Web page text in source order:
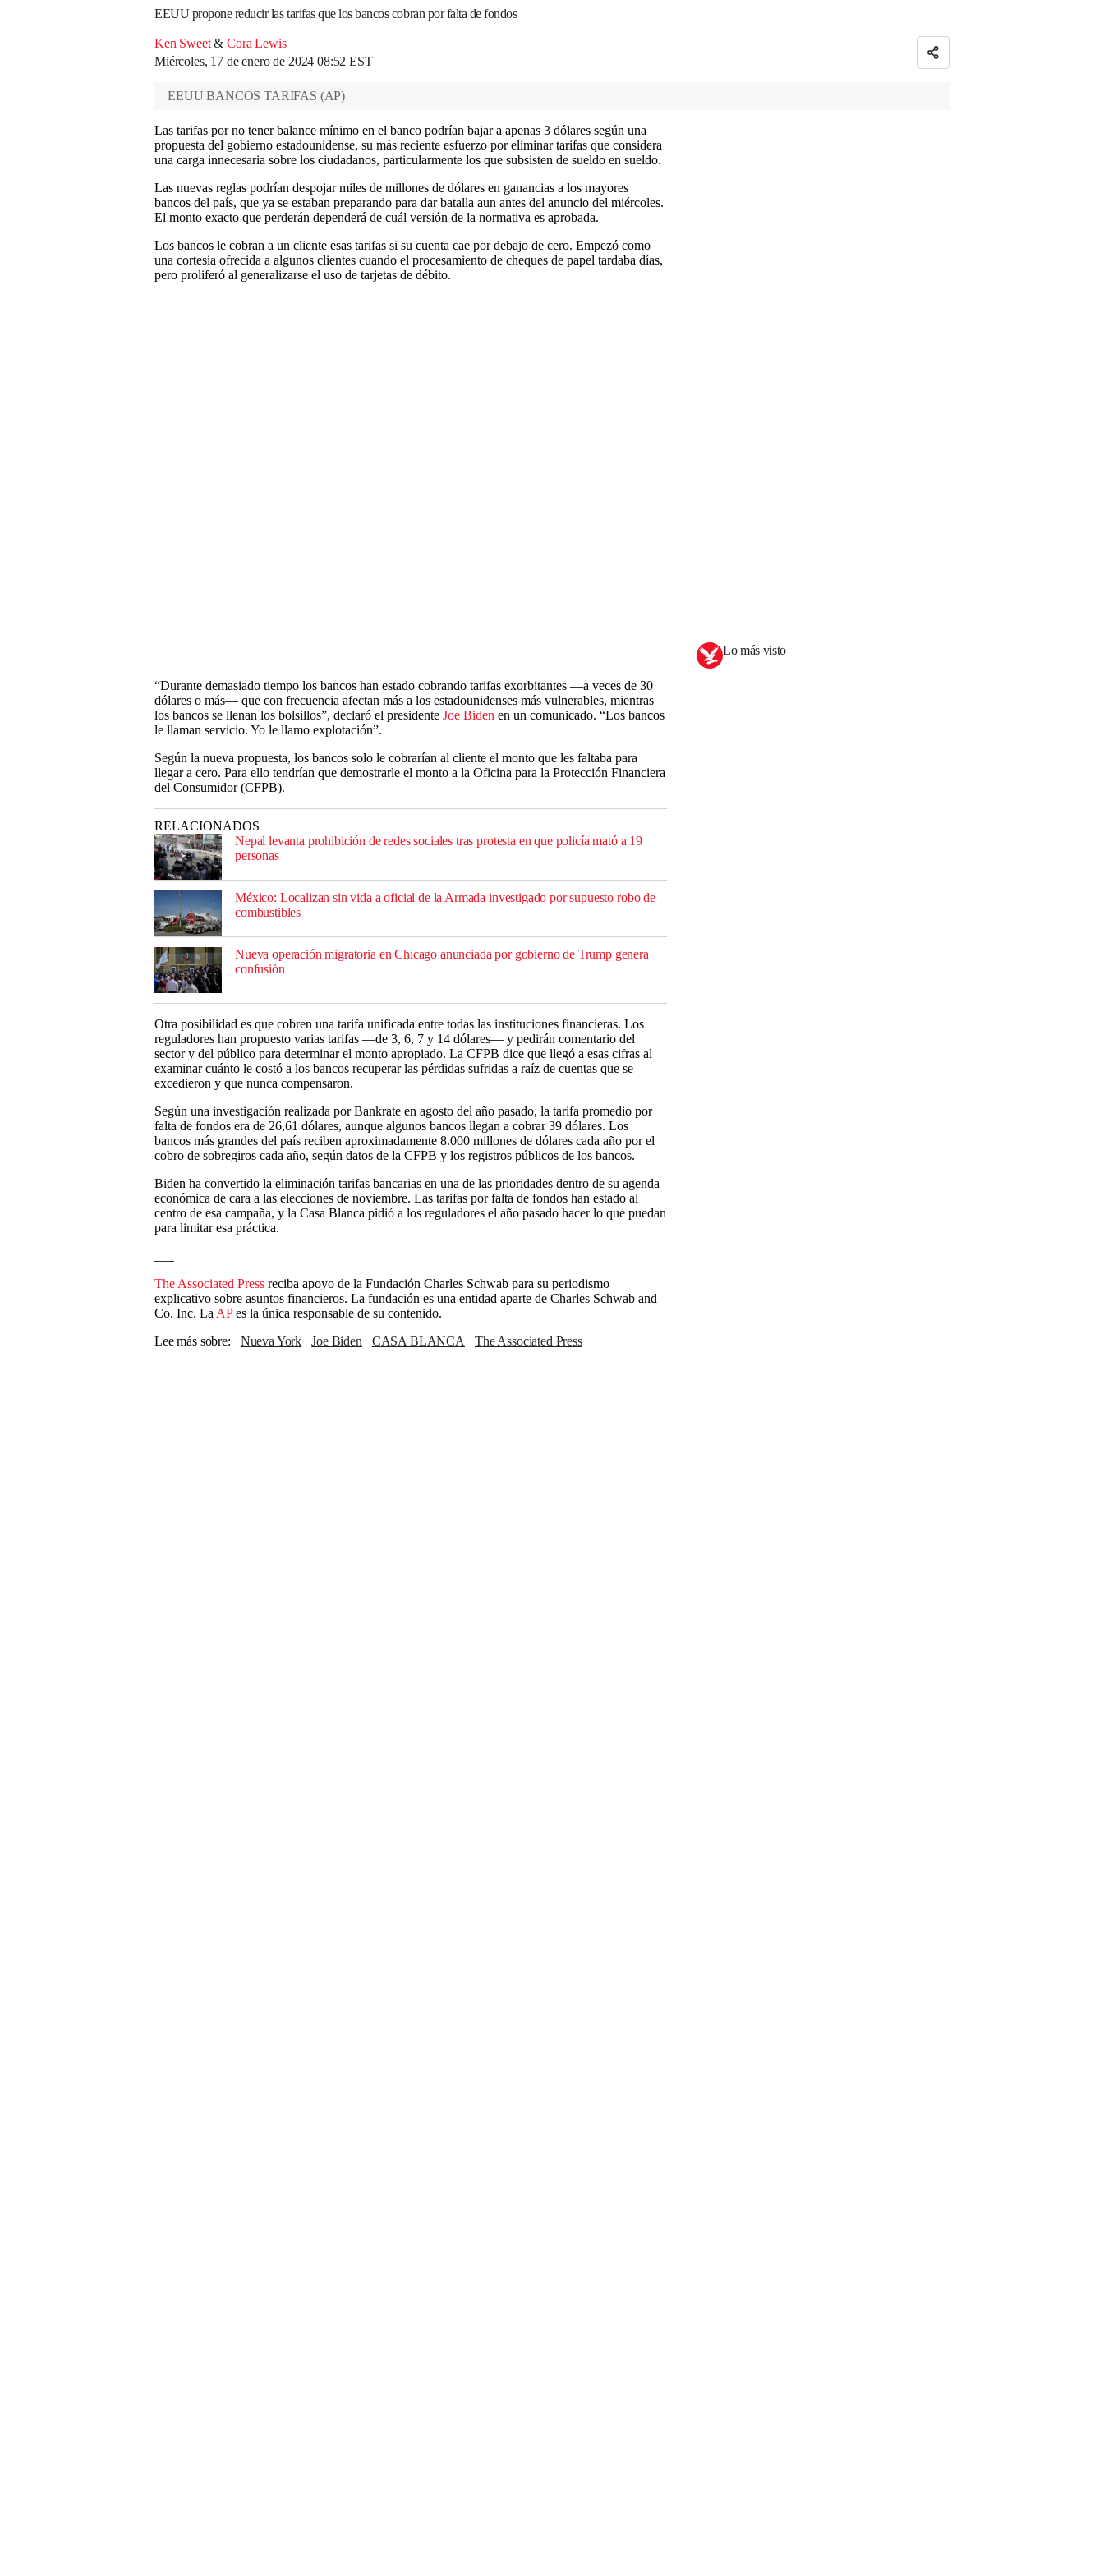
EEUU propone reducir las tarifas que los bancos cobran por falta de fondos
Ken Sweet & Cora Lewis
Miércoles, 17 de enero de 2024 08:52 EST
EEUU BANCOS TARIFAS (AP)
Las tarifas por no tener balance mínimo en el banco podrían bajar a apenas 3 dólares según una
propuesta del gobierno estadounidense, su más reciente esfuerzo por eliminar tarifas que considera
una carga innecesaria sobre los ciudadanos, particularmente los que subsisten de sueldo en sueldo.
Las nuevas reglas podrían despojar miles de millones de dólares en ganancias a los mayores
bancos del país, que ya se estaban preparando para dar batalla aun antes del anuncio del miércoles.
El monto exacto que perderán dependerá de cuál versión de la normativa es aprobada.
Los bancos le cobran a un cliente esas tarifas si su cuenta cae por debajo de cero. Empezó como
una cortesía ofrecida a algunos clientes cuando el procesamiento de cheques de papel tardaba días,
pero proliferó al generalizarse el uso de tarjetas de débito.
“Durante demasiado tiempo los bancos han estado cobrando tarifas exorbitantes —a veces de 30
dólares o más— que con frecuencia afectan más a los estadounidenses más vulnerables, mientras
los bancos se llenan los bolsillos”, declaró el presidente Joe Biden en un comunicado. “Los bancos
le llaman servicio. Yo le llamo explotación”.
Según la nueva propuesta, los bancos solo le cobrarían al cliente el monto que les faltaba para
llegar a cero. Para ello tendrían que demostrarle el monto a la Oficina para la Protección Financiera
del Consumidor (CFPB).
RELACIONADOS
Nepal levanta prohibición de redes sociales tras protesta en que policía mató a 19
personas
México: Localizan sin vida a oficial de la Armada investigado por supuesto robo de
combustibles
Nueva operación migratoria en Chicago anunciada por gobierno de Trump genera
confusión
Otra posibilidad es que cobren una tarifa unificada entre todas las instituciones financieras. Los
reguladores han propuesto varias tarifas —de 3, 6, 7 y 14 dólares— y pedirán comentario del
sector y del público para determinar el monto apropiado. La CFPB dice que llegó a esas cifras al
examinar cuánto le costó a los bancos recuperar las pérdidas sufridas a raíz de cuentas que se
excedieron y que nunca compensaron.
Según una investigación realizada por Bankrate en agosto del año pasado, la tarifa promedio por
falta de fondos era de 26,61 dólares, aunque algunos bancos llegan a cobrar 39 dólares. Los
bancos más grandes del país reciben aproximadamente 8.000 millones de dólares cada año por el
cobro de sobregiros cada año, según datos de la CFPB y los registros públicos de los bancos.
Biden ha convertido la eliminación tarifas bancarias en una de las prioridades dentro de su agenda
económica de cara a las elecciones de noviembre. Las tarifas por falta de fondos han estado al
centro de esa campaña, y la Casa Blanca pidió a los reguladores el año pasado hacer lo que puedan
para limitar esa práctica.
The Associated Press reciba apoyo de la Fundación Charles Schwab para su periodismo
explicativo sobre asuntos financieros. La fundación es una entidad aparte de Charles Schwab and
Co. Inc. La APes la única responsable de su contenido.
Lee más sobre
Nueva York Joe Biden CASA BLANCA The Associated Press
Lo más visto